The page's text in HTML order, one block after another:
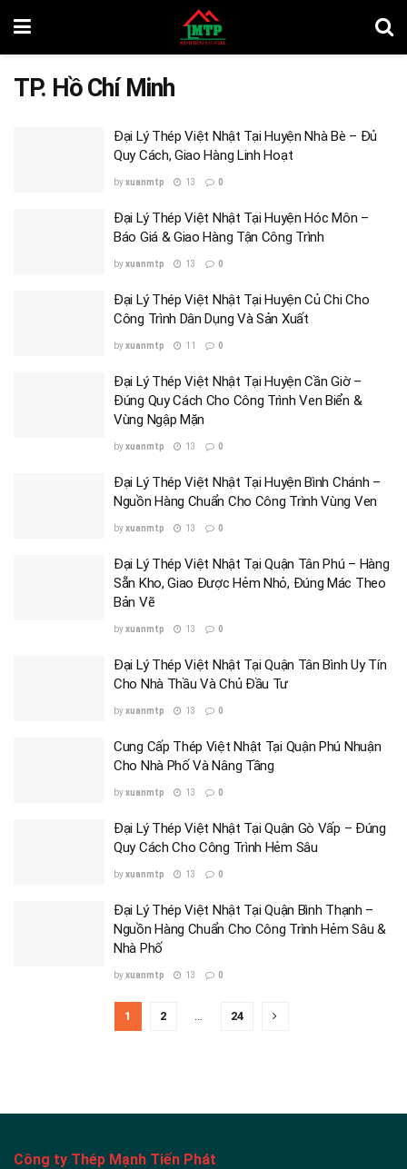
TP. Hồ Chí Minh
Đại Lý Thép Việt Nhật Tại Huyện Nhà Bè – Đủ
Quy Cách, Giao Hàng Linh Hoạt
byxuanmtp 13 0
Đại Lý Thép Việt Nhật Tại Huyện Hóc Môn –
Báo Giá & Giao Hàng Tận Công Trình
byxuanmtp 13 0
Đại Lý Thép Việt Nhật Tại Huyện Củ Chi Cho
Công Trình Dân Dụng Và Sản Xuất
byxuanmtp 11 0
Đại Lý Thép Việt Nhật Tại Huyện Cần Giờ –
Đúng Quy Cách Cho Công Trình Ven Biển &
Vùng Ngập Mặn
byxuanmtp 13 0
Đại Lý Thép Việt Nhật Tại Huyện Bình Chánh –
Nguồn Hàng Chuẩn Cho Công Trình Vùng Ven
byxuanmtp 13 0
Đại Lý Thép Việt Nhật Tại Quận Tân Phú – Hàng
Sẵn Kho, Giao Được Hẻm Nhỏ, Đúng Mác Theo
Bản Vẽ
byxuanmtp 13 0
Đại Lý Thép Việt Nhật Tại Quận Tân Bình Uy Tín
Cho Nhà Thầu Và Chủ Đầu Tư
byxuanmtp 13 0
Cung Cấp Thép Việt Nhật Tại Quận Phú Nhuận
Cho Nhà Phố Và Nâng Tầng
byxuanmtp 13 0
Đại Lý Thép Việt Nhật Tại Quận Gò Vấp – Đúng
Quy Cách Cho Công Trình Hẻm Sâu
byxuanmtp 13 0
Đại Lý Thép Việt Nhật Tại Quận Bình Thạnh –
Nguồn Hàng Chuẩn Cho Công Trình Hẻm Sâu &
Nhà Phố
byxuanmtp 13 0
1 2 … 24
Công ty Thép Mạnh Tiến Phát